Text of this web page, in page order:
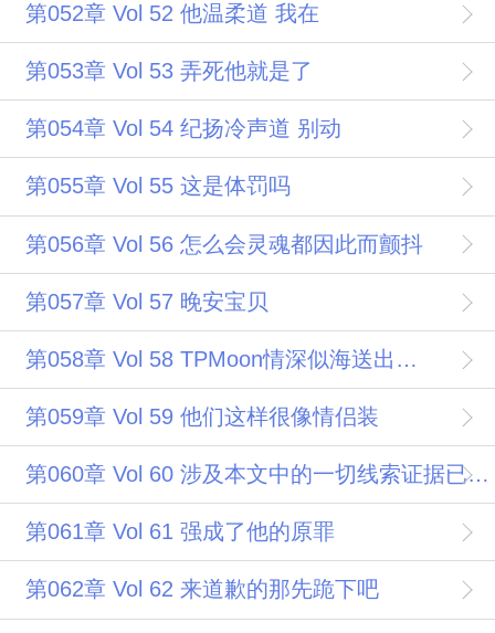
第052章 Vol 52 他温柔道 我在
第053章 Vol 53 弄死他就是了
第054章 Vol 54 纪扬冷声道 别动
第055章 Vol 55 这是体罚吗
第056章 Vol 56 怎么会灵魂都因此而颤抖
第057章 Vol 57 晚安宝贝
第058章 Vol 58 TPMoon情深似海送出一片宇宙浪漫星云
第059章 Vol 59 他们这样很像情侣装
第060章 Vol 60 涉及本文中的一切线索证据已同步提交至PUBG赛事官方
第061章 Vol 61 强成了他的原罪
第062章 Vol 62 来道歉的那先跪下吧